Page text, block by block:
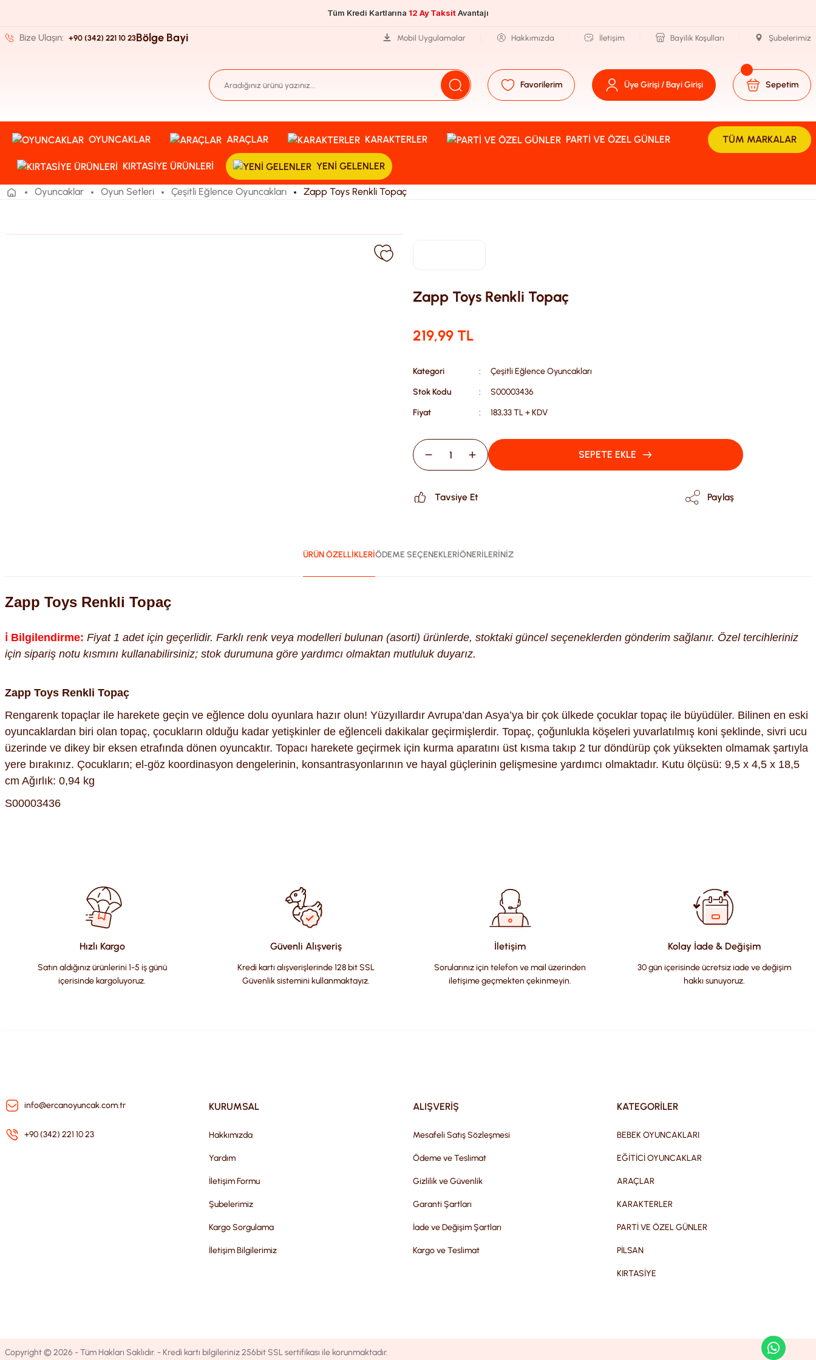
Tüm Kredi Kartlarına 12 Ay TaksitAvantajı
Bize Ulaşın: +90 (342) 221 10 23Bölge Bayi Mobil Uygulamalar Hakkımızda İletişim Bayilik Koşulları Şubelerimiz
Favorilerim Üye Girişi / Bayi Girişi Sepetim
OYUNCAKLAR ARAÇLAR KARAKTERLER PARTI VE ÖZEL GÜNLER
KIRTASIYE ÜRÜNLERI YENI GELENLER
TÜM MARKALAR
Oyuncaklar Oyun Setleri Çeşitli Eğlence Oyuncakları Zapp Toys Renkli Topaç
Zapp Toys Renkli Topaç
219,99 TL
Kategori
Çeşitli Eğlence Oyuncakları
Stok Kodu
S00003436
Fiyat
183,33 TL + KDV
SEPETE EKLE
Tavsiye Et Paylaş
ÜRÜN ÖZELLİKLERİÖDEME SEÇENEKLERİÖNERİLERİNİZ
Zapp Toys Renkli Topaç
ℹ️ Bilgilendirme: Fiyat 1 adet için geçerlidir. Farklı renk veya modelleri bulunan (asorti) ürünlerde, stoktaki güncel seçeneklerden gönderim sağlanır. Özel tercihleriniz
için sipariş notu kısmını kullanabilirsiniz; stok durumuna göre yardımcı olmaktan mutluluk duyarız.
Zapp Toys Renkli Topaç
Rengarenk topaçlar ile harekete geçin ve eğlence dolu oyunlara hazır olun! Yüzyıllardır Avrupa’dan Asya’ya bir çok ülkede çocuklar topaç ile büyüdüler. Bilinen en eski
oyuncaklardan biri olan topaç, çocukların olduğu kadar yetişkinler de eğlenceli dakikalar geçirmişlerdir. Topaç, çoğunlukla köşeleri yuvarlatılmış koni şeklinde, sivri ucu
üzerinde ve dikey bir eksen etrafında dönen oyuncaktır. Topacı harekete geçirmek için kurma aparatını üst kısma takıp 2 tur döndürüp çok yüksekten olmamak şartıyla
yere bırakınız. Çocukların; el-göz koordinasyon dengelerinin, konsantrasyonlarının ve hayal güçlerinin gelişmesine yardımcı olmaktadır. Kutu ölçüsü: 9,5 x 4,5 x 18,5
cm Ağırlık: 0,94 kg
S00003436
Ürün resmi kalitesiz, bozuk veya görüntülenemiyor.
Ürün açıklamasında eksik bilgiler bulunuyor.
Ürün bilgilerinde hatalar bulunuyor.
Bu ürüne benzer farklı alternatifler olmalı.
Hızlı Kargo
Satın aldığınız ürünlerini 1-5 iş günü
içerisinde kargoluyoruz.
Güvenli Alışveriş
Kredi kartı alışverişlerinde 128 bit SSL
Güvenlik sistemini kullanmaktayız.
İletişim
Sorularınız için telefon ve mail üzerinden
iletişime geçmekten çekinmeyin.
Kolay İade & Değişim
30 gün içerisinde ücretsiz iade ve değişim
hakkı sunuyoruz.
info@ercanoyuncak.com.tr
+90 (342) 221 10 23
KURUMSAL
Hakkımızda
Yardım
İletişim Formu
Şubelerimiz
Kargo Sorgulama
İletişim Bilgilerimiz
ALIŞVERİŞ
Mesafeli Satış Sözleşmesi
Ödeme ve Teslimat
Gizlilik ve Güvenlik
Garanti Şartları
İade ve Değişim Şartları
Kargo ve Teslimat
KATEGORİLER
BEBEK OYUNCAKLARI
EĞİTİCİ OYUNCAKLAR
ARAÇLAR
KARAKTERLER
PARTİ VE ÖZEL GÜNLER
PİLSAN
KIRTASİYE
Copyright © 2026 - Tüm Hakları Saklıdır. - Kredi kartı bilgileriniz 256bit SSL sertifikası ile korunmaktadır.